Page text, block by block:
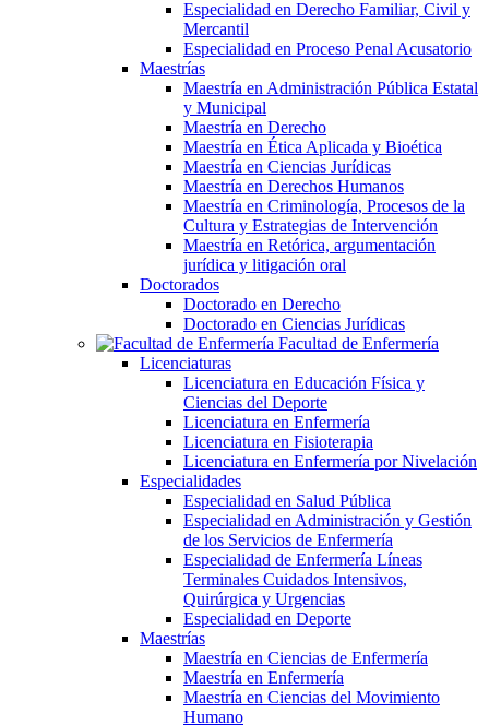
Especialidad en Derecho Familiar, Civil y
Mercantil
Especialidad en Proceso Penal Acusatorio
Maestrías
Maestría en Administración Pública Estatal
y Municipal
Maestría en Derecho
Maestría en Ética Aplicada y Bioética
Maestría en Ciencias Jurídicas
Maestría en Derechos Humanos
Maestría en Criminología, Procesos de la
Cultura y Estrategias de Intervención
Maestría en Retórica, argumentación
jurídica y litigación oral
Doctorados
Doctorado en Derecho
Doctorado en Ciencias Jurídicas
Facultad de Enfermería
Licenciaturas
Licenciatura en Educación Física y
Ciencias del Deporte
Licenciatura en Enfermería
Licenciatura en Fisioterapia
Licenciatura en Enfermería por Nivelación
Especialidades
Especialidad en Salud Pública
Especialidad en Administración y Gestión
de los Servicios de Enfermería
Especialidad de Enfermería Líneas
Terminales Cuidados Intensivos,
Quirúrgica y Urgencias
Especialidad en Deporte
Maestrías
Maestría en Ciencias de Enfermería
Maestría en Enfermería
Maestría en Ciencias del Movimiento
Humano